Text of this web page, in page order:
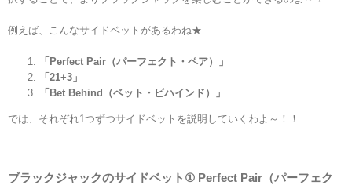
例えば、こんなサイドベットがあるわね★
「Perfect Pair（パーフェクト・ペア）」
「21+3」
「Bet Behind（ベット・ビハインド）」
では、それぞれ1つずつサイドベットを説明していくわよ～！！
ブラックジャックのサイドベット ① Perfect Pair（パーフェク